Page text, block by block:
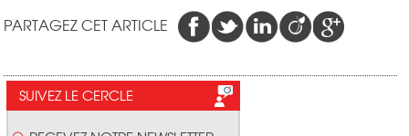
PARTAGEZ CET ARTICLE
SUIVEZ LE CERCLE